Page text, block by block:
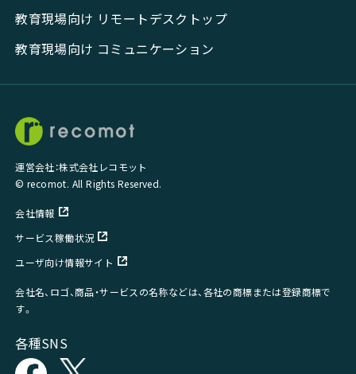
教育現場向け リモートデスクトップ
教育現場向け コミュニケーション
運営会社：株式会社レコモット
© recomot. All Rights Reserved.
会社情報
サービス稼働状況
ユーザ向け情報サイト
会社名、ロゴ、商品・サービスの名称などは、各社の商標または登録商標で
す。
各種SNS